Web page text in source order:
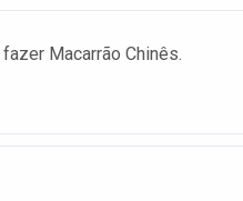
Macarrão Chinês.